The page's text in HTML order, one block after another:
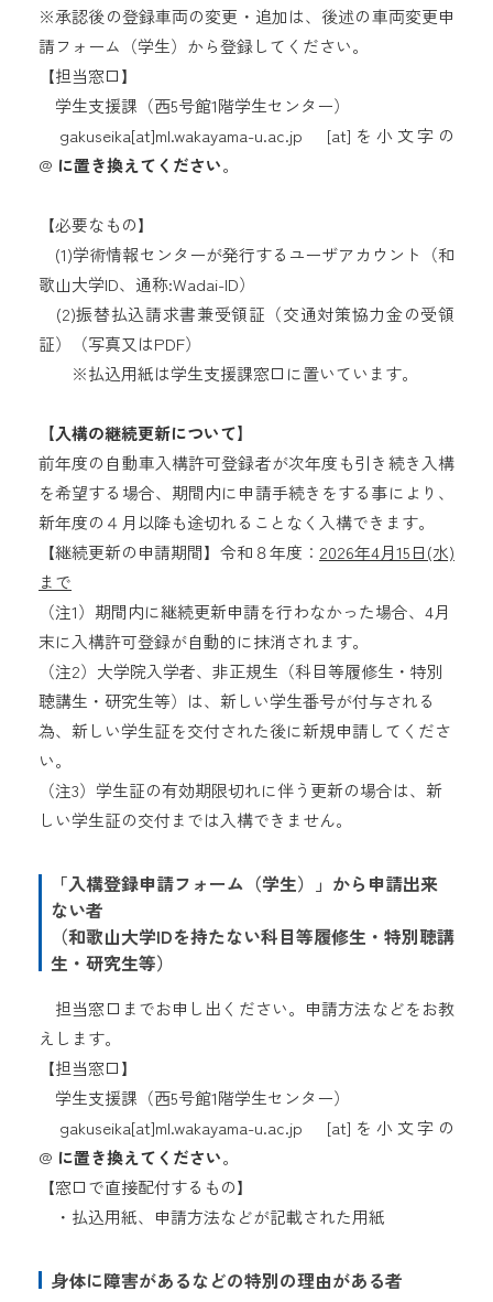
※承認後の登録車両の変更・追加は、後述の車両変更申
請フォーム（学生）から登録してください。
【担当窓口】
学生支援課（西5号館1階学生センター）
gakuseika[at]ml.wakayama-u.ac.jp [at]を小文字の
@ に置き換えてください。
【必要なもの】
(1)学術情報センターが発行するユーザアカウント（和
歌山大学ID、通称:Wadai-ID）
(2)振替払込請求書兼受領証（交通対策協力金の受領
証）（写真又はPDF）
※払込用紙は学生支援課窓口に置いています。
【入構の継続更新について】
前年度の自動車入構許可登録者が次年度も引き続き入構
を希望する場合、 期間内に申請手続きをする事により、
新年度の４月以降も途切れることなく入構できます。
【継続更新の申請期間】令和８年度： 2026年4月15日(水)
まで
（注1）期間内に継続更新申請を行わなかった場合、4月
末に入構許可登録が自動的に抹消されます。
（注2）大学院入学者、 非正規生 （科目等履修生・特別
聴講生・研究生等）は、 新しい学生番号が付与される
為、 新しい学生証を交付された後に新規申請してくださ
い。
（注3）学生証の有効期限切れに伴う更新の場合は、新
しい学生証の交付までは入構できません。
「入構登録申請フォーム（学生）」から申請出来
ない者
（和歌山大学IDを持たない科目等履修生・ 特別聴講
生・研究生等）
担当窓口までお申し出ください。申請方法などをお教
えします。
【担当窓口】
学生支援課（西5号館1階学生センター）
gakuseika[at]ml.wakayama-u.ac.jp [at]を小文字の
@ に置き換えてください。
【窓口で直接配付するもの】
・払込用紙、申請方法などが記載された用紙
身体に障害があるなどの特別の理由がある者